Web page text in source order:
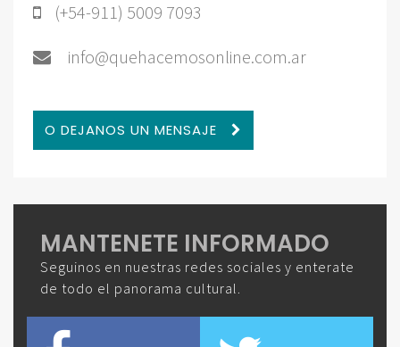
(+54-911) 5009 7093
info@quehacemosonline.com.ar
O DEJANOS UN MENSAJE
MANTENETE INFORMADO
Seguinos en nuestras redes sociales y enterate
de todo el panorama cultural.